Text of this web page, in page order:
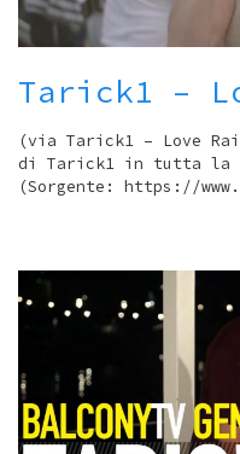
Tarick1 –
(via Tarick1 – Love
di Tarick1 in tutta la
(Sorgente: https://